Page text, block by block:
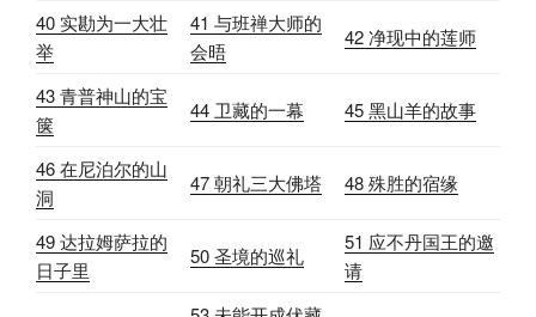
40 实勘为一大壮
举
41 与班禅大师的
会晤
42 净现中的莲师
43 青普神山的宝
箧
44 卫藏的一幕 45 黑山羊的故事
46 在尼泊尔的山
洞
47 朝礼三大佛塔 48 殊胜的宿缘
49 达拉姆萨拉的
日子里
50 圣境的巡礼
51 应不丹国王的邀
请